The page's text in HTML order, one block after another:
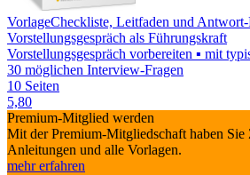
VorlageCheckliste, Leitfaden und
Vorstellungsgespräch als Führungskraft
Vorstellungsgespräch vorbereiten ▪ mit
30 möglichen Interview-Fragen
10 Seiten
5,80
Premium-Mitglied werden
Mit der Premium-Mitgliedschaft haben
Anleitungen und alle Vorlagen.
mehr erfahren